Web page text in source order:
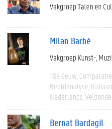
Vakgroep Talen en
Milan Barbé
Vakgroep Kunst-,
18e Eeuw
Beeldanalyse
Nederlands
Bernat Bardagil